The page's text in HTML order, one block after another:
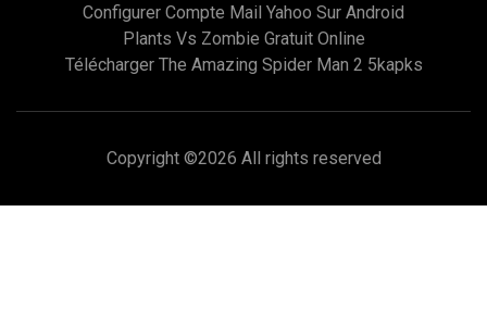
Configurer Compte Mail Yahoo Sur Android
Plants Vs Zombie Gratuit Online
Télécharger The Amazing Spider Man 2 5kapks
Copyright ©2026 All rights reserved